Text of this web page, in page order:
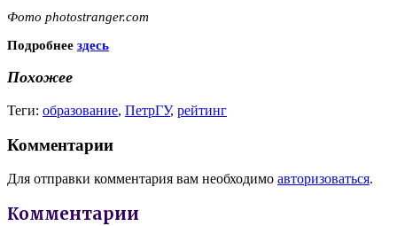
Фото photostranger.com
Подробнее здесь
Похожее
Теги: образование, ПетрГУ, рейтинг
Комментарии
Для отправки комментария вам необходимо авторизоваться.
Комментарии